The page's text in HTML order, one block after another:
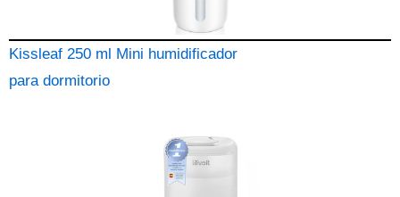
Kissleaf 250 ml Mini humidificador
para dormitorio